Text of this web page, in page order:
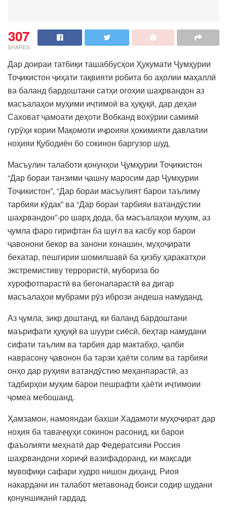
307
SHARES
Дар доираи татбиқи ташаббусҳои Ҳукумати Ҷумҳурии
Тоҷикистон ҷиҳати тақвияти робита бо аҳолии маҳаллӣ
ва баланд бардоштани сатҳи огоҳии шаҳрвандон аз
масъалаҳои муҳими иҷтимоӣ ва ҳуқуқӣ, дар деҳаи
Саховат ҷамоати деҳоти Вобканд вохӯрии самимӣ
гурӯҳи кории Мақомоти иҷроияи ҳокимияти давлатии
ноҳияи Қубодиён бо сокинон баргузор шуд.
Масъулин талаботи қонунҳои Ҷумҳурии Тоҷикистон
“Дар бораи танзими ҷашну маросим дар Ҷумҳурии
Тоҷикистон”, “Дар бораи масъулият барои таълиму
тарбияи кӯдак” ва “Дар бораи тарбияи ватандӯстии
шаҳрвандон”-ро шарҳ дода, ба масъалаҳои муҳим, аз
ҷумла фаро гирифтан ба шуғл ва касбу кор барои
ҷавонони бекор ва занони хонашин, муҳоҷирати
бехатар, пешгирии шомилшавӣ ба ҳизбу ҳаракатҳои
экстремистиву террористӣ, мубориза бо
хурофотпарастӣ ва бегонапарастӣ ва дигар
масъалаҳои мубрами рӯз ибрози андеша намуданд.
Аз ҷумла, зикр доштанд, ки баланд бардоштани
маърифати ҳуқуқӣ ва шуури сиёсӣ, беҳтар намудани
сифати таълим ва тарбия дар мактабҳо, ҷалби
наврасону ҷавонон ба тарзи ҳаёти солим ва тарбияи
онҳо дар руҳияи ватандӯстию меҳанпарастӣ, аз
тадбирҳои муҳим барои пешрафти ҳаёти иҷтимоии
ҷомеа мебошанд.
Ҳамзамон, намояндаи бахши Хадамоти муҳоҷират дар
ноҳия ба таваҷҷуҳи сокинон расонид, ки барои
фаъолияти меҳнатӣ дар Федератсияи Россия
шаҳрвандони хориҷӣ вазифадоранд, ки мақсади
мувофиқи сафари худро нишон диҳанд. Риоя
накардани ин талабот метавонад боиси содир шудани
қонуншиканӣ гардад.